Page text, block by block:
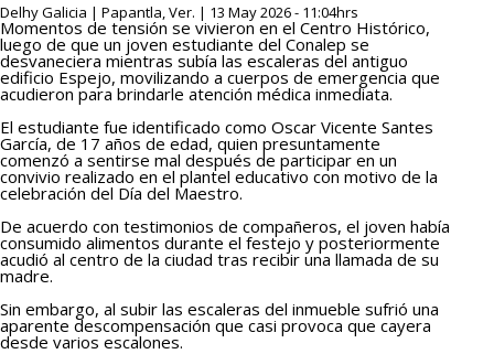
Delhy Galicia | Papantla, Ver. | 13 May 2026 - 11:04hrs
Momentos de tensión se vivieron en el Centro Histórico,
luego de que un joven estudiante del Conalep se
desvaneciera mientras subía las escaleras del antiguo
edificio Espejo, movilizando a cuerpos de emergencia que
acudieron para brindarle atención médica inmediata.
El estudiante fue identificado como Oscar Vicente Santes
García, de 17 años de edad, quien presuntamente
comenzó a sentirse mal después de participar en un
convivio realizado en el plantel educativo con motivo de la
celebración del Día del Maestro.
De acuerdo con testimonios de compañeros, el joven había
consumido alimentos durante el festejo y posteriormente
acudió al centro de la ciudad tras recibir una llamada de su
madre.
Sin embargo, al subir las escaleras del inmueble sufrió una
aparente descompensación que casi provoca que cayera
desde varios escalones.